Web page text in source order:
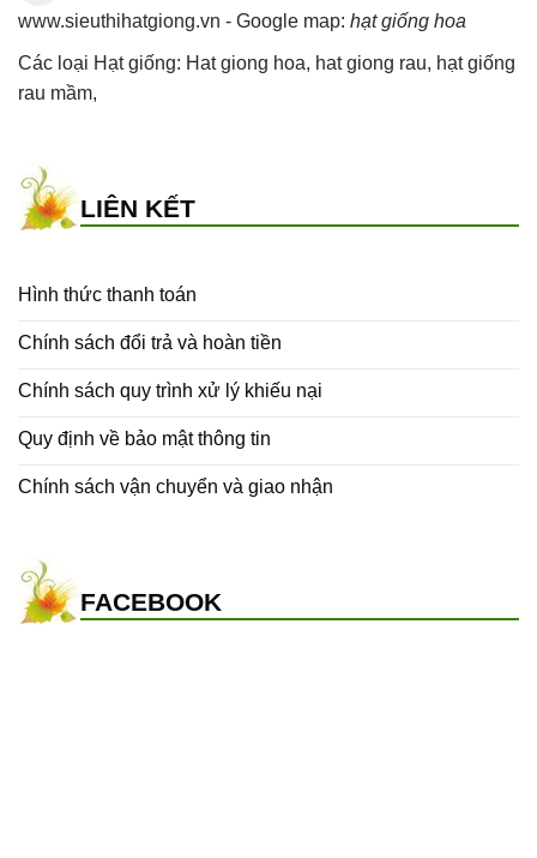
www.sieuthihatgiong.vn - Google map: hạt giống hoa
Các loại Hạt giống: Hat giong hoa, hat giong rau, hạt giống
rau mầm,
LIÊN KẾT
Hình thức thanh toán
Chính sách đổi trả và hoàn tiền
Chính sách quy trình xử lý khiếu nại
Quy định về bảo mật thông tin
Chính sách vận chuyển và giao nhận
FACEBOOK